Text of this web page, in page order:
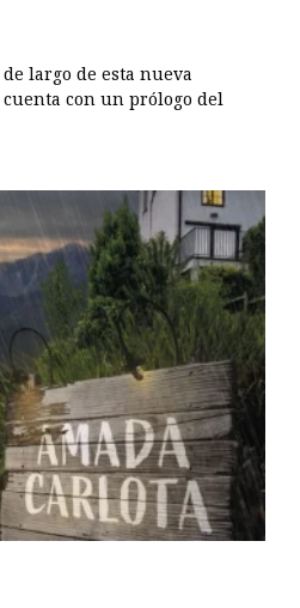
largo de esta nueva
con un prólogo del